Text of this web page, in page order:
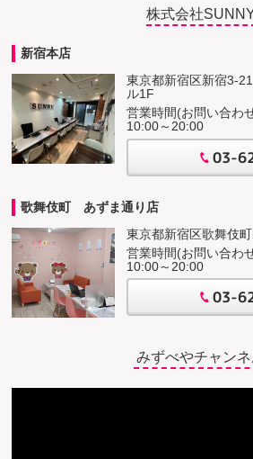
株式会社
新宿本店
東京都新宿区新宿3-
ル1F
営業時間(お問い合わ
10:00～20:00
03-
歌舞伎町 あずま通り店
東京都新宿区歌舞伎
営業時間(お問い合わ
10:00～20:00
03-
みずべやチャン